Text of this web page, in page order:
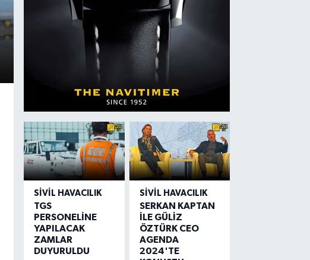
SIVIL HAVACILIK
TGS
PERSONELİNE
YAPILACAK
ZAMLAR
DUYURULDU
SIVIL HAVACILIK
SERKAN KAPTAN
İLE GÜLİZ
ÖZTÜRK CEO
AGENDA
2024'TE